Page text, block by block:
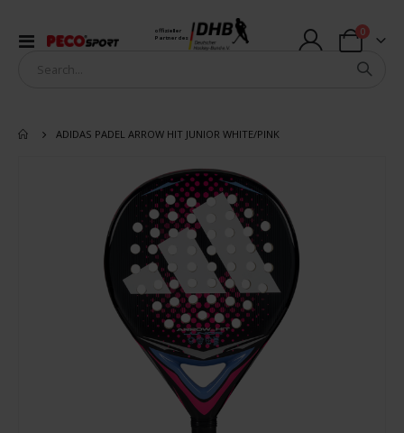
Navigation
offizieller
Partner des
Warenkorb
0Artikel
ADIDAS PADEL ARROW HIT JUNIOR WHITE/PINK